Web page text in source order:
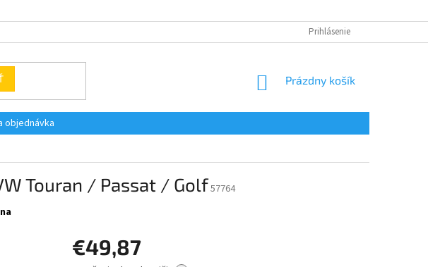
Prihlásenie
NÁKUPNÝ
Prázdny košík
objednávka
Touran / Passat / Golf57764
€49,87